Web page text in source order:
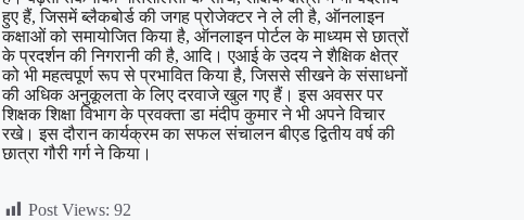
हुए हैं, जिसमें ब्लैकबोर्ड की जगह प्रोजेक्टर ने ले ली है, ऑनलाइन
कक्षाओं को समायोजित किया है, ऑनलाइन पोर्टल के माध्यम से छात्रों
के प्रदर्शन की निगरानी की है, आदि। एआई के उदय ने शैक्षिक क्षेत्र
को भी महत्वपूर्ण रूप से प्रभावित किया है, जिससे सीखने के संसाधनों
की अधिक अनुकूलता के लिए दरवाजे खुल गए हैं। इस अवसर पर
शिक्षक शिक्षा विभाग के प्रवक्ता डा मंदीप कुमार ने भी अपने विचार
रखे। इस दौरान कार्यक्रम का सफल संचालन बीएड द्वितीय वर्ष की
छात्रा गौरी गर्ग ने किया।
Post Views: 92